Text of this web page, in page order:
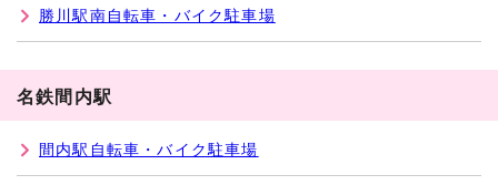
勝川駅南自転車・バイク駐車場
名鉄間内駅
間内駅自転車・バイク駐車場